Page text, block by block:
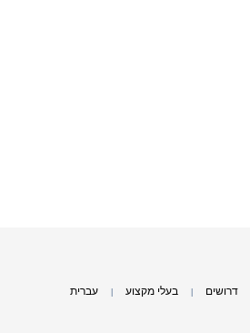
דרושים בעלי מקצוע עברית